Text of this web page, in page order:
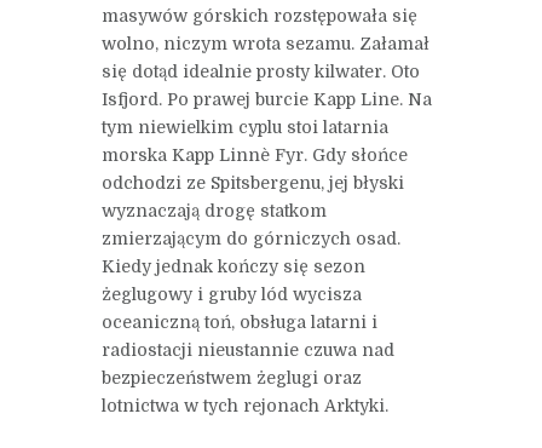
masywów górskich rozstępowała się
wolno, niczym wrota sezamu. Załamał
się dotąd idealnie prosty kilwater. Oto
Isfjord. Po prawej burcie Kapp Line. Na
tym niewielkim cyplu stoi latarnia
morska Kapp Linnè Fyr. Gdy słońce
odchodzi ze Spitsbergenu, jej błyski
wyznaczają drogę statkom
zmierzającym do górniczych osad.
Kiedy jednak kończy się sezon
żeglugowy i gruby lód wycisza
oceaniczną toń, obsługa latarni i
radiostacji nieustannie czuwa nad
bezpieczeństwem żeglugi oraz
lotnictwa w tych rejonach Arktyki.